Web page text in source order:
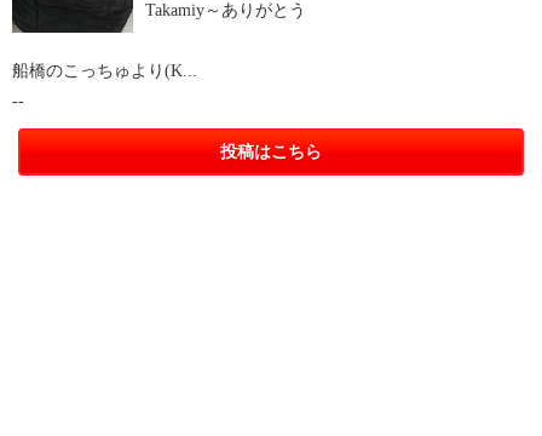
Takamiy～ありがとう
船橋のこっちゅより(K...
--
投稿はこちら